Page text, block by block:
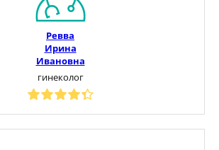
Ревва
Ирина
Ивановна
гинеколог